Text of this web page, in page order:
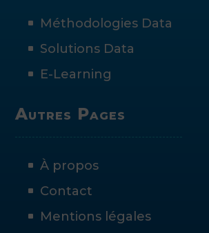
Méthodologies Data
Solutions Data
E-Learning
Autres Pages
À propos
Contact
Mentions légales